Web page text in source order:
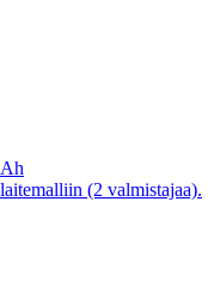
(2 valmistajaa).